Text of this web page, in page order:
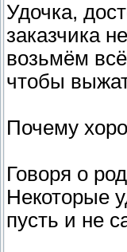
Удочка,
заказчика
возьмём
чтобы
Почему
Говоря о
Некоторые
пусть и не